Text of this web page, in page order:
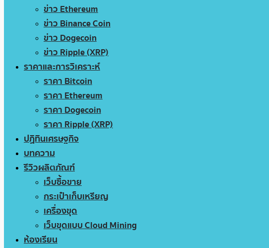
ข่าว Ethereum
ข่าว Binance Coin
ข่าว Dogecoin
ข่าว Ripple (XRP)
ราคาและการวิเคราะห์
ราคา Bitcoin
ราคา Ethereum
ราคา Dogecoin
ราคา Ripple (XRP)
ปฏิทินเศรษฐกิจ
บทความ
รีวิวผลิตภัณฑ์
เว็บซื้อขาย
กระเป๋าเก็บเหรียญ
เครื่องขุด
เว็บขุดแบบ Cloud Mining
ห้องเรียน